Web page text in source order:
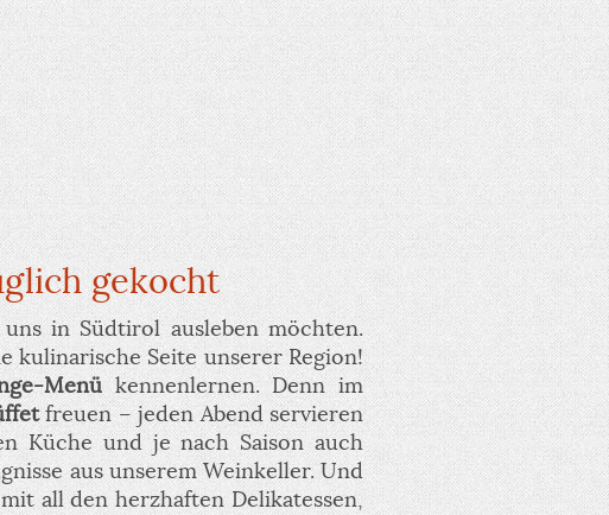
gekocht
in Südtirol ausleben möchten.
kulinarische Seite unserer Region!
Menü kennenlernen. Denn im
freuen – jeden Abend servieren
Küche und je nach Saison auch
aus unserem Weinkeller. Und
all den herzhaften Delikatessen,